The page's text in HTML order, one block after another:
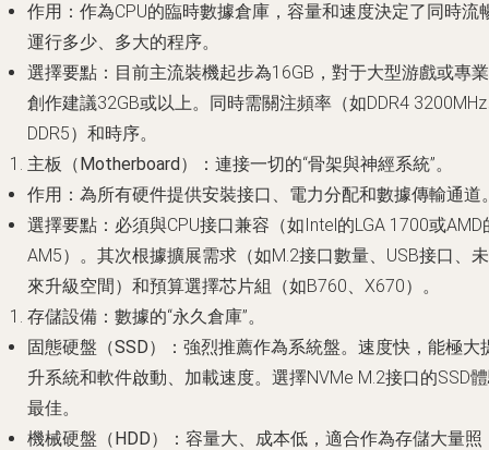
作用 ：作為CPU的臨時數據倉庫，容量和速度決定了同時流
運行多少、多大的程序。
選擇要點 ：目前主流裝機起步為16GB，對于大型游戲或專業
創作建議32GB或以上。同時需關注頻率（如DDR4
DDR5）和時序。
主板（Motherboard）
：連接一切的“骨架與神經系統”。
作用 ：為所有硬件提供安裝接口、電力分配和數據傳輸通道
選擇要點 ：必須與CPU接口兼容（如Intel的LGA 1700或AMD
AM5）。其次根據擴展需求（如M.2接口數量、USB接口、未
來升級空間）和預算選擇芯片組（如B760、X670）。
存儲設備 ：數據的“永久倉庫”。
固態硬盤（SSD）
： 強烈推薦作為系統盤。速度快，能極大
升系統和軟件啟動、加載速度。選擇NVMe M.2接口的SSD
最佳。
機械硬盤（HDD）
：容量大、成本低，適合作為存儲大量照